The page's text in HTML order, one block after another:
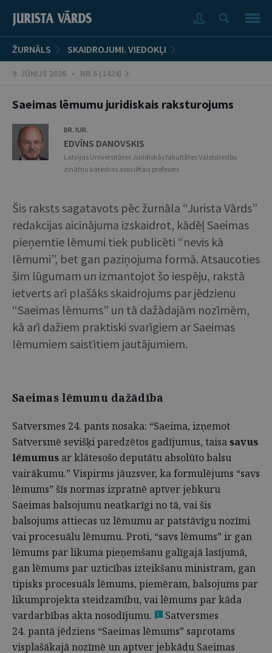
ŽURNĀLS SKAIDROJUMI. VIEDOKĻI
9. JŪNIJS 2026 • NR.6 (1424)
Saeimas lēmumu juridiskais raksturojums
DR. IUR.
EDVĪNS DANOVSKIS
Latvijas Universitātes Juridiskās fakultātes Valststiesību
zinātņu katedras asociētais profesors
Šis raksts sagatavots pēc žurnāla “Jurista Vārds”
redakcijas aicinājuma izskaidrot, kādēļ Saeimas
pieņemtie lēmumi tiek publicēti “nevis kā
lēmumi”, bet gan paziņojuma formā. Atsaucoties
šim lūgumam un izmantojot šo iespēju, rakstā
ietverts arī plašāks skaidrojums par jēdzienu
“Saeimas lēmums” un tā dažādajām nozīmēm,
kā arī dažiem praktiski svarīgiem ar Saeimas
lēmumiem saistītiem jautājumiem.
Saeimas lēmumu dažādība
Satversmes 24. pants nosaka: “Saeima, izņemot
Satversmē sevišķi paredzētos gadījumus, taisa savus
lēmumus ar klātesošo deputātu absolūto balsu
vairākumu.” Vispirms jāuzsver, ka formulējums “savs
lēmums” šīs normas izpratnē aptver jebkuru
Saeimas balsojumu neatkarīgi no tā, vai šis
balsojums attiecas uz lēmumu ar patstāvīgu nozīmi
vai procesuālu lēmumu. Proti, “savs lēmums” ir gan
lēmums par likuma pieņemšanu galīgajā lasījumā,
gan lēmums par uzticības izteikšanu ministram, gan
tipisks procesuāls lēmums, piemēram, balsojums par
likumprojekta steidzamību, vai lēmums par kāda
vardarbības akta nosodījumu.
1
Satversmes
24. pantā jēdziens “Saeimas lēmums” saprotams
visplašākajā nozīmē un aptver jebkādu Saeimas